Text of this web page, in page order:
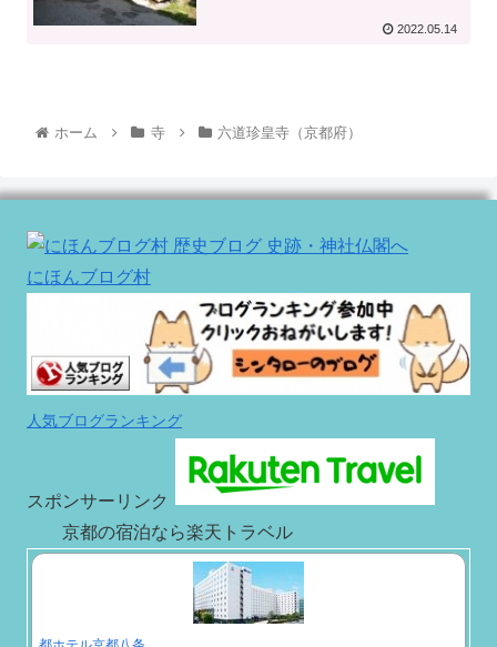
2022.05.14
ホーム 寺 六道珍皇寺（京都府）
にほんブログ村
人気ブログランキング
スポンサーリンク
京都の宿泊なら楽天トラベル